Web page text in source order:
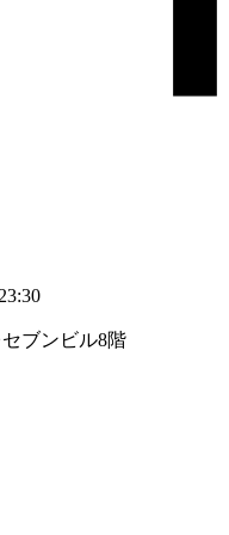
ブンビル8階